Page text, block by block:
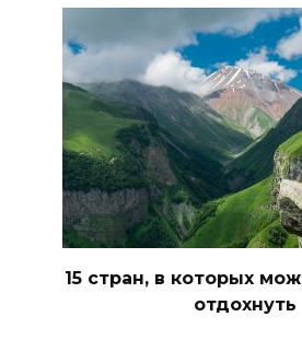
15 стран, в которых
отдохнуть